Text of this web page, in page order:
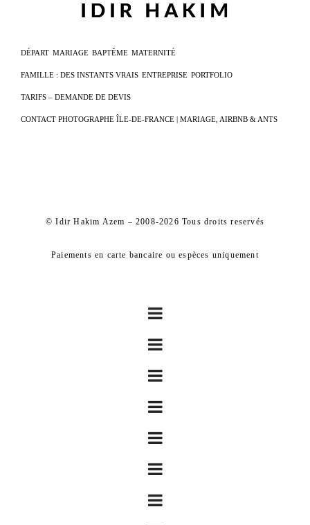
DÉPART MARIAGE BAPTÊME MATERNITÉ
FAMILLE : DES INSTANTS VRAIS ENTREPRISE PORTFOLIO
TARIFS – DEMANDE DE DEVIS
CONTACT PHOTOGRAPHE ÎLE-DE-FRANCE | MARIAGE, AIRBNB & ANTS
© Idir Hakim Azem – 2008-2026 Tous droits reservés
Paiements en carte bancaire ou espèces uniquement